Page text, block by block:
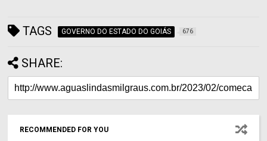
TAGS GOVERNO DO ESTADO DO GOIÁS 676
SHARE:
RECOMMENDED FOR YOU